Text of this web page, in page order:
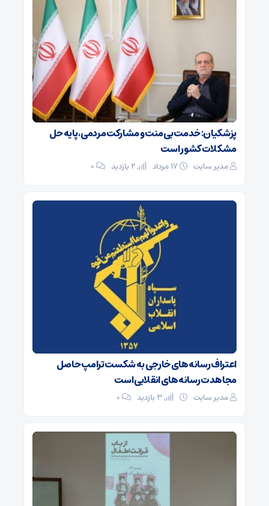
پزشکیان: خدمت بی‌منت و مشارکت مردمی، پایه حل
مشکلات کشور است
مدیر سایت ۰
اعتراف رسانه‌های خارجی به شکست ترامپ حاصل
مجاهدت رسانه‌های انقلابی است
مدیر سایت ۰